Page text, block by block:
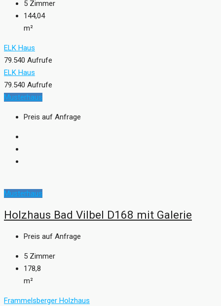
5 Zimmer
144,04
m²
ELK Haus
79.540 Aufrufe
ELK Haus
79.540 Aufrufe
Musterhaus
Preis auf Anfrage
Musterhaus
Holzhaus Bad Vilbel D168 mit Galerie
Preis auf Anfrage
5 Zimmer
178,8
m²
Frammelsberger Holzhaus